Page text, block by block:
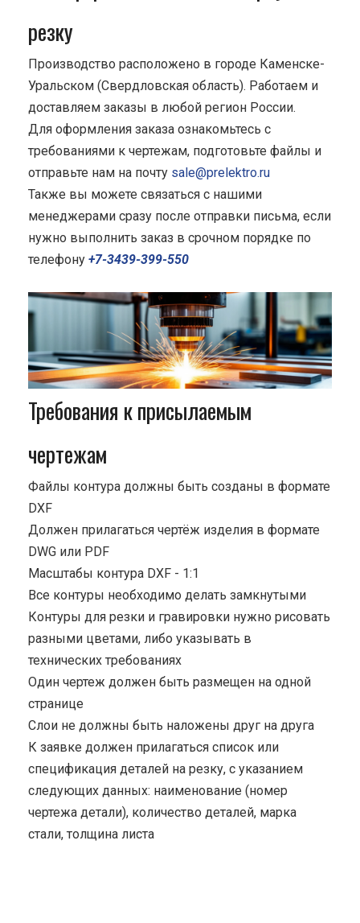
резку
Производство расположено в городе Каменске-
Уральском (Свердловская область). Работаем и
доставляем заказы в любой регион России.
Для оформления заказа ознакомьтесь с
требованиями к чертежам, подготовьте файлы и
отправьте нам на почту sale@prelektro.ru
Также вы можете связаться с нашими
менеджерами сразу после отправки письма, если
нужно выполнить заказ в срочном порядке по
телефону +7-3439-399-550
Требования к присылаемым
чертежам
Файлы контура должны быть созданы в формате
DXF
Должен прилагаться чертёж изделия в формате
DWG или PDF
Масштабы контура DXF - 1:1
Все контуры необходимо делать замкнутыми
Контуры для резки и гравировки нужно рисовать
разными цветами, либо указывать в
технических требованиях
Один чертеж должен быть размещен на одной
странице
Cлои не должны быть наложены друг на друга
К заявке должен прилагаться список или
спецификация деталей на резку, с указанием
следующих данных: наименование (номер
чертежа детали), количество деталей, марка
стали, толщина листа